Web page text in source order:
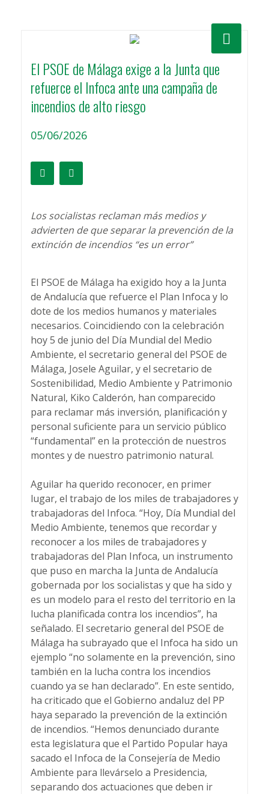
El PSOE de Málaga exige a la Junta que
refuerce el Infoca ante una campaña de
incendios de alto riesgo
05/06/2026
Los socialistas reclaman más medios y
advierten de que separar la prevención de la
extinción de incendios “es un error”
El PSOE de Málaga ha exigido hoy a la Junta
de Andalucía que refuerce el Plan Infoca y lo
dote de los medios humanos y materiales
necesarios. Coincidiendo con la celebración
hoy 5 de junio del Día Mundial del Medio
Ambiente, el secretario general del PSOE de
Málaga, Josele Aguilar, y el secretario de
Sostenibilidad, Medio Ambiente y Patrimonio
Natural, Kiko Calderón, han comparecido
para reclamar más inversión, planificación y
personal suficiente para un servicio público
“fundamental” en la protección de nuestros
montes y de nuestro patrimonio natural.
Aguilar ha querido reconocer, en primer
lugar, el trabajo de los miles de trabajadores y
trabajadoras del Infoca. “Hoy, Día Mundial del
Medio Ambiente, tenemos que recordar y
reconocer a los miles de trabajadores y
trabajadoras del Plan Infoca, un instrumento
que puso en marcha la Junta de Andalucía
gobernada por los socialistas y que ha sido y
es un modelo para el resto del territorio en la
lucha planificada contra los incendios”, ha
señalado. El secretario general del PSOE de
Málaga ha subrayado que el Infoca ha sido un
ejemplo “no solamente en la prevención, sino
también en la lucha contra los incendios
cuando ya se han declarado”. En este sentido,
ha criticado que el Gobierno andaluz del PP
haya separado la prevención de la extinción
de incendios. “Hemos denunciado durante
esta legislatura que el Partido Popular haya
sacado el Infoca de la Consejería de Medio
Ambiente para llevárselo a Presidencia,
separando dos actuaciones que deben ir